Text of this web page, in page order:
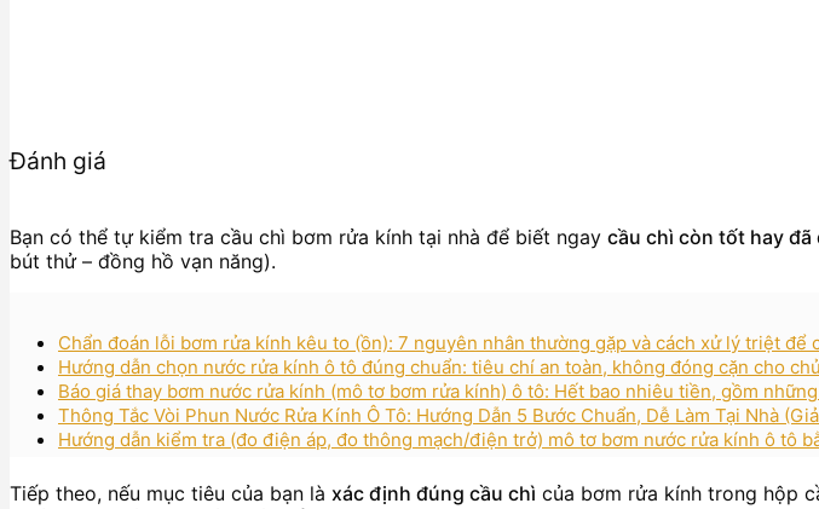
Đánh giá
Bạn có thể tự kiểm tra cầu chì bơm rửa kính tại nhà để biết ngay cầu chì còn tốt hay đã
bút thử – đồng hồ vạn năng).
Chẩn đoán lỗi bơm rửa kính kêu to (ồn): 7 nguyên nhân thường gặp và cách xử lý triệt để
Hướng dẫn chọn nước rửa kính ô tô đúng chuẩn: tiêu chí an toàn, không đóng cặn cho
Báo giá thay bơm nước rửa kính (mô tơ bơm rửa kính) ô tô: Hết bao nhiêu tiền, gồm
Thông Tắc Vòi Phun Nước Rửa Kính Ô Tô: Hướng Dẫn 5 Bước Chuẩn, Dễ Làm Tại Nhà
Hướng dẫn kiểm tra (đo điện áp, đo thông mạch/điện trở) mô tơ bơm nước rửa kính ô tô
Tiếp theo, nếu mục tiêu của bạn là xác định đúng cầu chì của bơm rửa kính trong hộp